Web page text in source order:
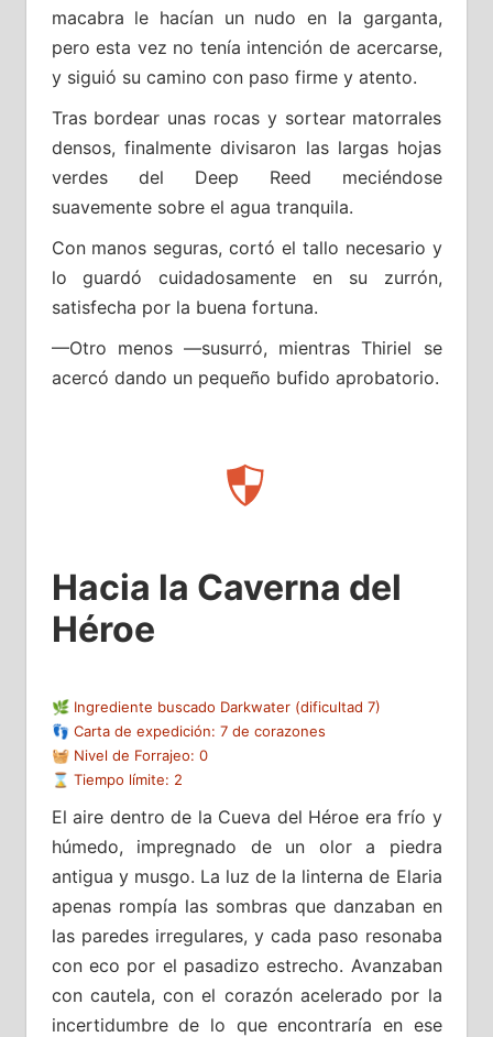
macabra le hacían un nudo en la garganta,
pero esta vez no tenía intención de acercarse,
y siguió su camino con paso firme y atento.
Tras bordear unas rocas y sortear matorrales
densos, finalmente divisaron las largas hojas
verdes del Deep Reed meciéndose
suavemente sobre el agua tranquila.
Con manos seguras, cortó el tallo necesario y
lo guardó cuidadosamente en su zurrón,
satisfecha por la buena fortuna.
—Otro menos —susurró, mientras Thiriel se
acercó dando un pequeño bufido aprobatorio.
Hacia la Caverna del
Héroe
🌿 Ingrediente buscado Darkwater (dificultad 7)
👣 Carta de expedición: 7 de corazones
🧺 Nivel de Forrajeo: 0
⌛ Tiempo límite: 2
El aire dentro de la Cueva del Héroe era frío y
húmedo, impregnado de un olor a piedra
antigua y musgo. La luz de la linterna de Elaria
apenas rompía las sombras que danzaban en
las paredes irregulares, y cada paso resonaba
con eco por el pasadizo estrecho. Avanzaban
con cautela, con el corazón acelerado por la
incertidumbre de lo que encontraría en ese